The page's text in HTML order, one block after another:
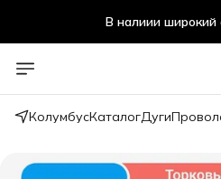
В налиии широкий
Стоматологичечкие
КолумбусКаталогДуги